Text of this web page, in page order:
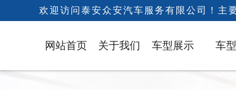
欢迎访问泰安众安汽车服务有限公司！主
网站首页 关于我们 车型展示 车型